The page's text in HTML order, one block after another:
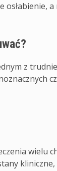
osłabienie,
z
wielu